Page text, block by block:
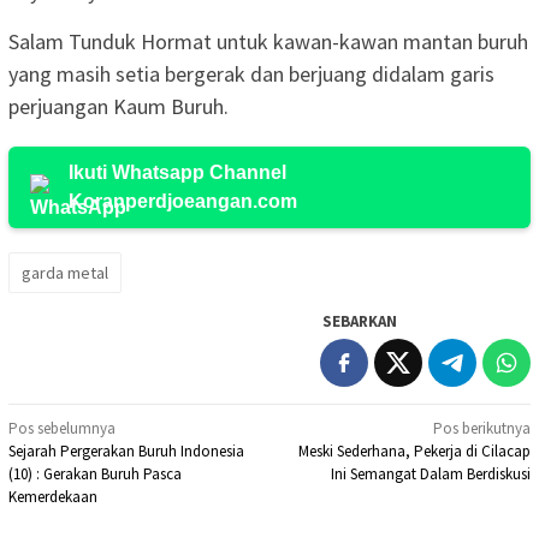
Salam Tunduk Hormat untuk kawan-kawan mantan buruh
yang masih setia bergerak dan berjuang didalam garis
perjuangan Kaum Buruh.
Ikuti Whatsapp Channel
Koranperdjoeangan.com
garda metal
SEBARKAN
Navigasi
pos
Pos sebelumnya
Sejarah Pergerakan Buruh Indonesia
(10) : Gerakan Buruh Pasca
Kemerdekaan
Pos berikutnya
Meski Sederhana, Pekerja di Cilacap
Ini Semangat Dalam Berdiskusi